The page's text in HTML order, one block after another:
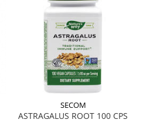
SECOM
ASTRAGALUS ROOT 100 CPS